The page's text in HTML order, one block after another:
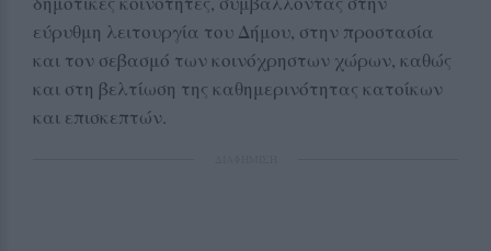
εύρυθμη λειτουργία του Δήμου, στην προστασία
και τον σεβασμό των κοινόχρηστων χώρων, καθώς
και στη βελτίωση της καθημερινότητας κατοίκων
και επισκεπτών.